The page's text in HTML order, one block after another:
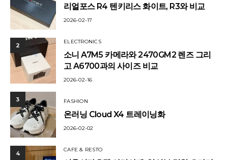
리얼포스 R4 텐키리스 화이트, R3와 비교
2026-02-17
2 ELECTRONICS
소니 A7M5 카메라와 2470GM2 렌즈 그리
고 A6700과의 사이즈 비교
2026-02-16
3 FASHION
온러닝 Cloud X4 트레이닝화
2026-02-02
4 CAFE & RESTO